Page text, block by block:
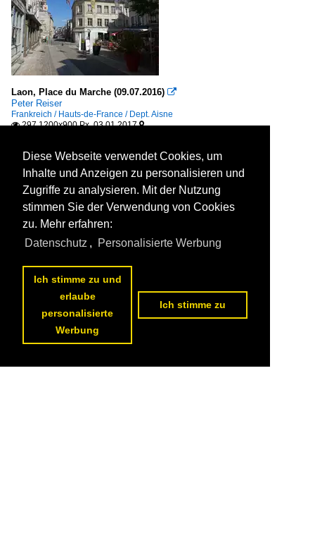
Laon, Place du Marche (09.07.2016) 
Peter Reiser
Frankreich / Hauts-de-France / Dept. Aisne
297 1200x900 Px, 03.01.2017
Diese Webseite verwendet Cookies, um
Inhalte und Anzeigen zu personalisieren und
Zugriffe zu analysieren. Mit der Nutzung
stimmen Sie der Verwendung von Cookies
zu. Mehr erfahren:
Datenschutz , Personalisierte Werbung
Ich stimme zu und
erlaube
personalisierte
Werbung
Ich stimme zu